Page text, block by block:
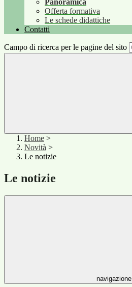
Panoramica
Offerta formativa
Le schede didattiche
Contatti
Campo di ricerca per le pagine del sito
Home >
Novità >
Le notizie
Le notizie
navigazione